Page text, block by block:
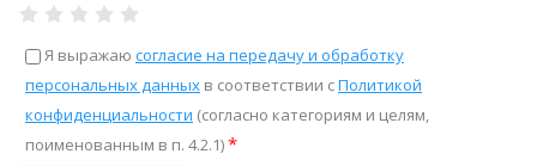
Я выражаю согласие на передачу и обработку
персональных данных в соответствии сПолитикой
конфиденциальности (согласно категориям и целям,
поименованным в п. 4.2.1)*